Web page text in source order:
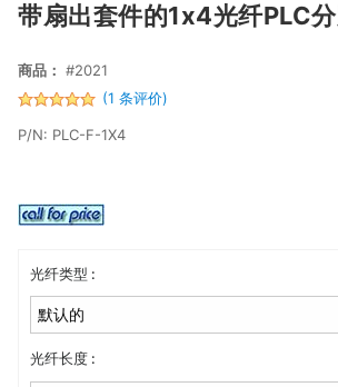
带扇出套件的1x4光纤PLC
商品： #2021
(1 条评价)
P/N: PLC-F-1X4
光纤类型 :
光纤长度 :